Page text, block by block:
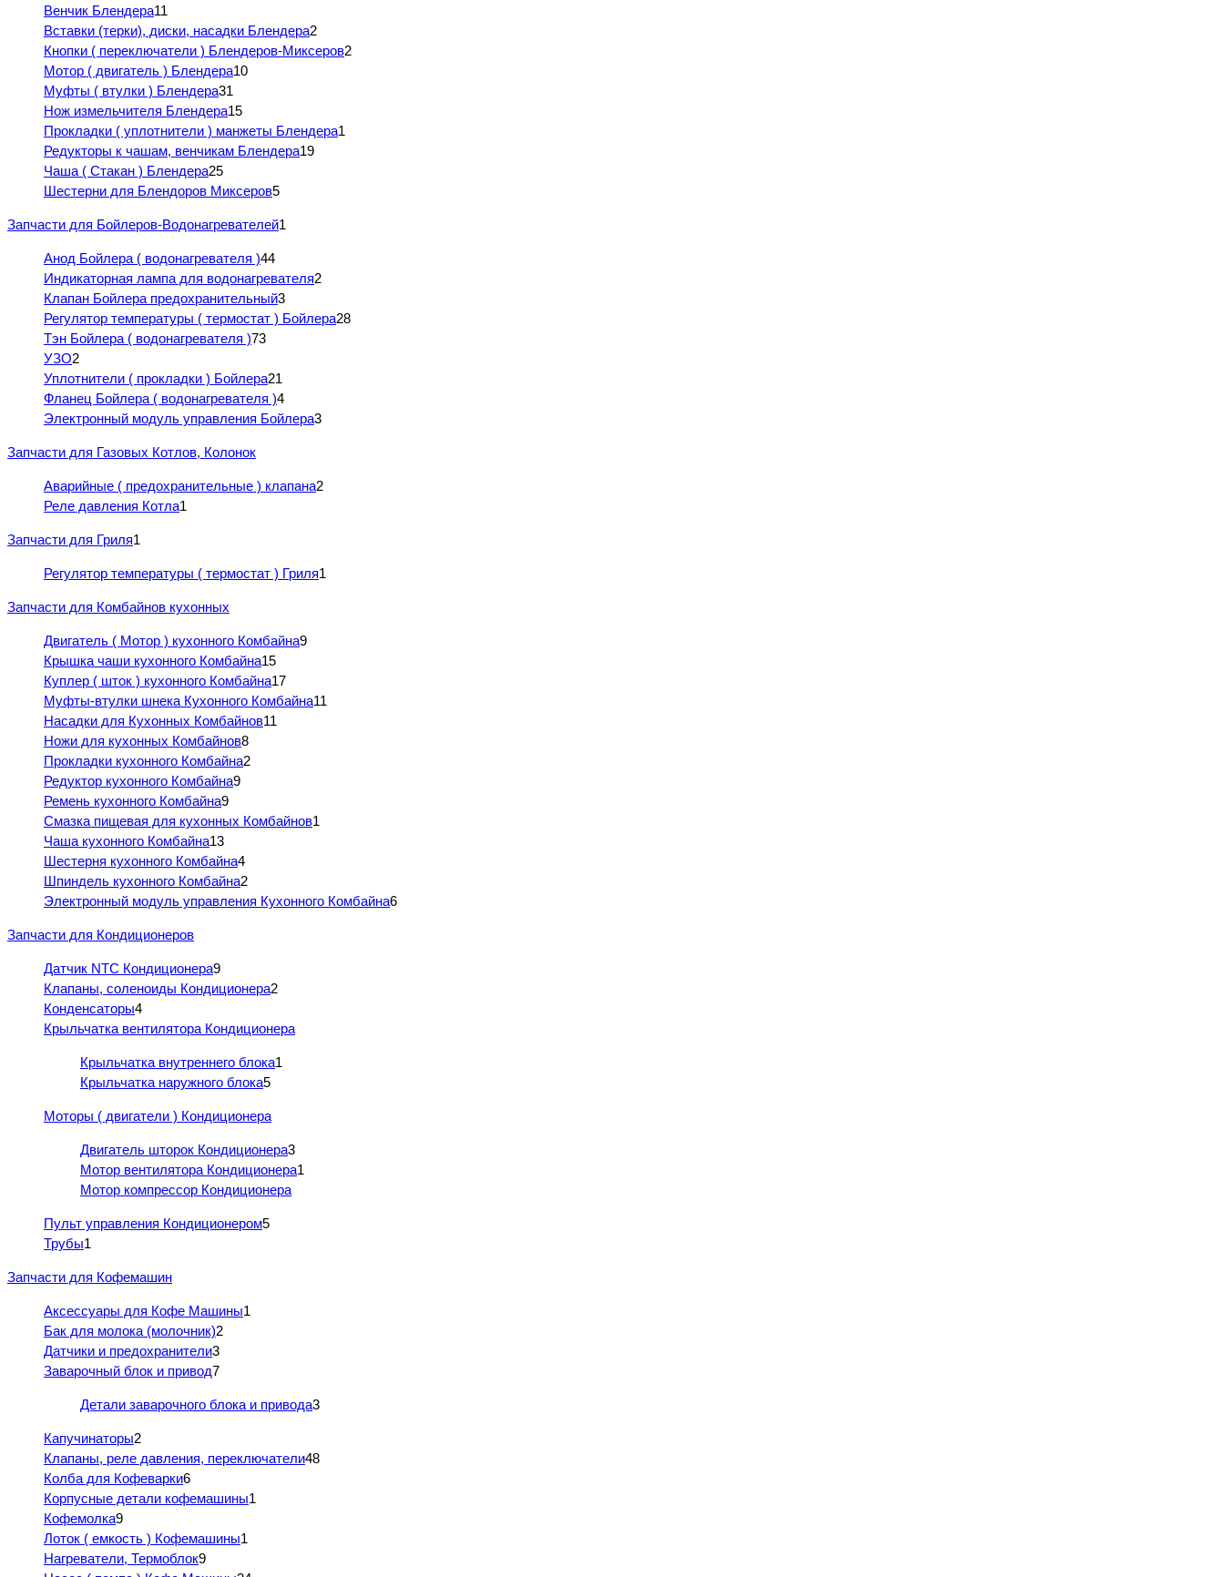
Венчик Блендера11
Вставки (терки), диски, насадки Блендера2
Кнопки ( переключатели ) Блендеров-Миксеров2
Мотор ( двигатель ) Блендера10
Муфты ( втулки ) Блендера31
Нож измельчителя Блендера15
Прокладки ( уплотнители ) манжеты Блендера1
Редукторы к чашам, венчикам Блендера19
Чаша ( Стакан ) Блендера25
Шестерни для Блендоров Миксеров5
Запчасти для Бойлеров-Водонагревателей1
Анод Бойлера ( водонагревателя )44
Индикаторная лампа для водонагревателя2
Клапан Бойлера предохранительный3
Регулятор температуры ( термостат ) Бойлера28
Тэн Бойлера ( водонагревателя )73
УЗО2
Уплотнители ( прокладки ) Бойлера21
Фланец Бойлера ( водонагревателя )4
Электронный модуль управления Бойлера3
Запчасти для Газовых Котлов, Колонок
Аварийные ( предохранительные ) клапана2
Реле давления Котла1
Запчасти для Гриля1
Регулятор температуры ( термостат ) Гриля1
Запчасти для Комбайнов кухонных
Двигатель ( Мотор ) кухонного Комбайна9
Крышка чаши кухонного Комбайна15
Куплер ( шток ) кухонного Комбайна17
Муфты-втулки шнека Кухонного Комбайна11
Насадки для Кухонных Комбайнов11
Ножи для кухонных Комбайнов8
Прокладки кухонного Комбайна2
Редуктор кухонного Комбайна9
Ремень кухонного Комбайна9
Смазка пищевая для кухонных Комбайнов1
Чаша кухонного Комбайна13
Шестерня кухонного Комбайна4
Шпиндель кухонного Комбайна2
Электронный модуль управления Кухонного Комбайна6
Запчасти для Кондиционеров
Датчик NTC Кондиционера9
Клапаны, соленоиды Кондиционера2
Конденсаторы4
Крыльчатка вентилятора Кондиционера
Крыльчатка внутреннего блока1
Крыльчатка наружного блока5
Моторы ( двигатели ) Кондиционера
Двигатель шторок Кондиционера3
Мотор вентилятора Кондиционера1
Мотор компрессор Кондиционера
Пульт управления Кондиционером5
Трубы1
Запчасти для Кофемашин
Аксессуары для Кофе Машины1
Бак для молока (молочник)2
Датчики и предохранители3
Заварочный блок и привод7
Детали заварочного блока и привода3
Капучинаторы2
Клапаны, реле давления, переключатели48
Колба для Кофеварки6
Корпусные детали кофемашины1
Кофемолка9
Лоток ( емкость ) Кофемашины1
Нагреватели, Термоблок9